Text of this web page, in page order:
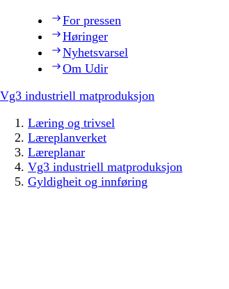
For pressen
Høringer
Nyhetsvarsel
Om Udir
Vg3 industriell matproduksjon
Læring og trivsel
Læreplanverket
Læreplanar
Vg3 industriell matproduksjon
Gyldigheit og innføring